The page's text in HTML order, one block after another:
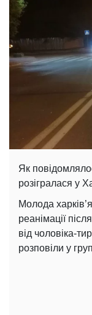
Як
розігралася у
Молода
реанімації
від чоловіка-
розповіли у